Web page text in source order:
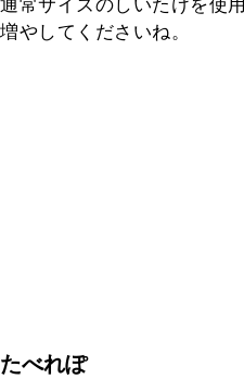
通常サイズのしいたけを使
増やしてくださいね。
たべれぽ